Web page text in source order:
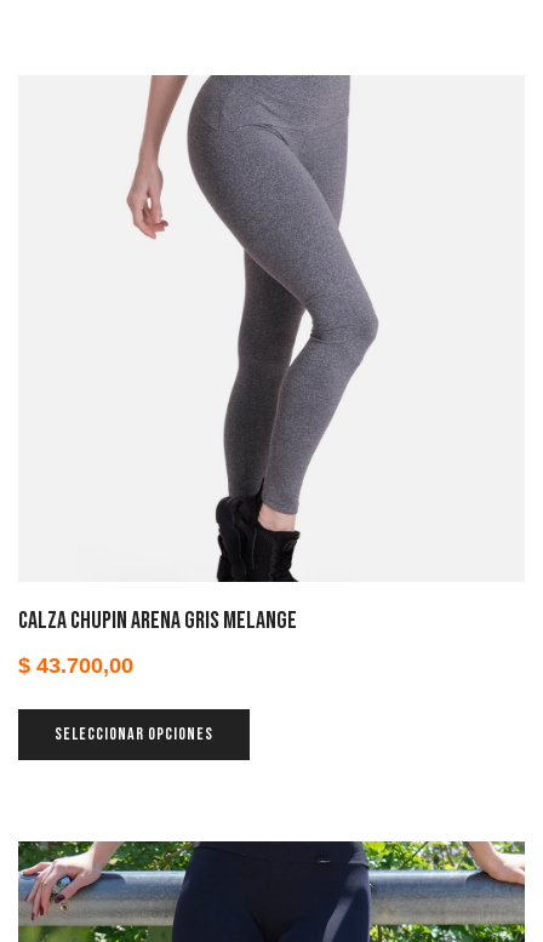
Calza chupin arena gris melange
$ 43.700,00
SELECCIONAR OPCIONES